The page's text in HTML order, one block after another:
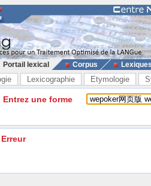
Portail lexical Corpus
Lexicographie Etymologie
Entrez une forme
Erreur